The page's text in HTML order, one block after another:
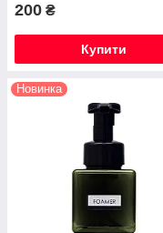
200 ₴
Купити
Новинка